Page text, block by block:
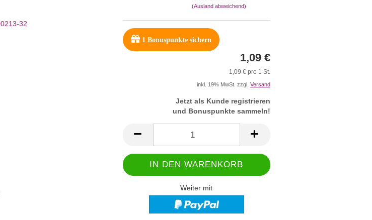
(Ausland abweichend)
1Bonuspunkte sichern
1,09 €
1,09 € pro 1 St.
inkl. 19% MwSt. zzgl. Versand
Jetzt als Kunde registrieren
und Bonuspunkte sammeln!
Weiter mit